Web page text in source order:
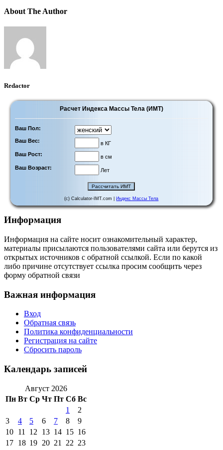
About The Author
Redactor
Расчет Индекса Массы Тела (ИМТ)
Ваш Пол:
Ваш Вес:
в КГ
Ваш Рост:
в см
Ваш Возраст:
Лет
(c) Calculator-IMT.com | Индекс Массы Тела
Информация
Информация на сайте носит ознакомительный характер,
материалы присылаются пользователями сайта или берутся из
открытых источников с обратной ссылкой. Если по какой
либо причине отсутствует ссылка просим сообщить через
форму обратной связи
Важная информация
Вход
Обратная связь
Политика конфиденциальности
Регистрация на сайте
Сбросить пароль
Календарь записей
Август 2026
Пн Вт Ср Чт Пт Сб Вс
1
2
3
4 5 6 7 8
9
10 11 12 13 14 15 16
17 18 19 20 21 22 23